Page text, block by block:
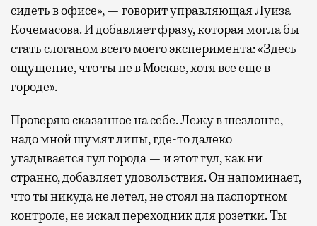
сидеть в офисе», — говорит управляющая Луиза
Кочемасова. И добавляет фразу, которая могла бы
стать слоганом всего моего эксперимента: «Здесь
ощущение, что ты не в Москве, хотя все еще в
городе».
Проверяю сказанное на себе. Лежу в шезлонге,
надо мной шумят липы, где-то далеко
угадывается гул города — и этот гул, как ни
странно, добавляет удовольствия. Он напоминает,
что ты никуда не летел, не стоял на паспортном
контроле, не искал переходник для розетки. Ты